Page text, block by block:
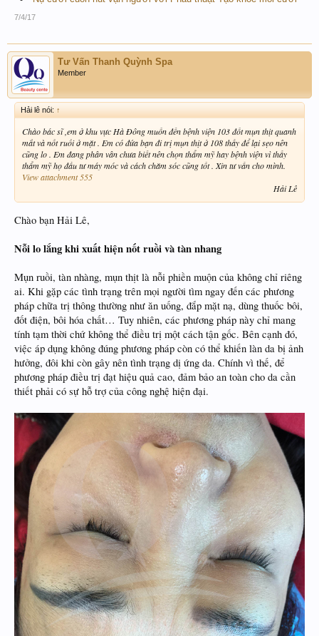
7/4/17
Tư Vấn Thanh Quỳnh Spa
Member
Hải lê nói: ↑
Chào bác sĩ ,em ở khu vực Hà Đông muốn đến bệnh viện 103 đốt mụn thịt quanh
mắt và nốt ruồi ở mặt . Em có đứa bạn đi trị mụn thịt ở 108 thấy để lại sẹo nên
cũng lo . Em đang phân vân chưa biết nên chọn thẩm mỹ hay bệnh viện vì thấy
thẩm mỹ họ đầu tư máy móc và cách chăm sóc cũng tốt . Xin tư vấn cho mình.
View attachment 555
Hải Lê​
Chào bạn Hải Lê,
Nỗi lo lắng khi xuất hiện nốt ruồi và tàn nhang
Mụn ruồi, tàn nhàng, mụn thịt là nỗi phiền muộn của không chỉ riêng
ai. Khi gặp các tình trạng trên mọi người tìm ngay đến các phương
pháp chữa trị thông thường như ăn uống, đắp mặt nạ, dùng thuốc bôi,
đốt điện, bôi hóa chất… Tuy nhiên, các phương pháp này chỉ mang
tính tạm thời chứ không thể điều trị một cách tận gốc. Bên cạnh đó,
việc áp dụng không đúng phương pháp còn có thể khiến làn da bị ảnh
hưởng, đôi khi còn gây nên tình trạng dị ứng da. Chính vì thế, để
phương pháp điều trị đạt hiệu quả cao, đảm bảo an toàn cho da cần
thiết phải có sự hỗ trợ của công nghệ hiện đại.